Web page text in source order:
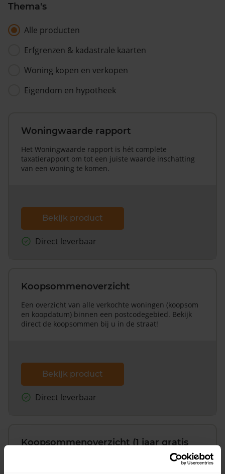
Thema's
Alle producten
Erfgrenzen & kadastrale kaarten
Woning kopen en verkopen
Eigendom en hypotheek
Woningwaarde rapport
Het Woningwaarde rapport is hét complete
taxatierapport om tot een juiste waarde inschatting
van een woning te komen.
Bekijk product
Direct leverbaar
Koopsommenoverzicht
Een overzicht van alle verkochte woningen (koopsom
en koopdatum) binnen een postcodegebied. Bekijk
direct de koopsommen bij u in de straat!
Bekijk product
Direct leverbaar
Koopsommenoverzicht (1 jaar gratis